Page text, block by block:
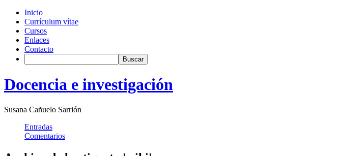
Inicio
Currículum vítae
Cursos
Enlaces
Contacto
Docencia e investigación
Susana Cañuelo Sarrión
Entradas
Comentarios